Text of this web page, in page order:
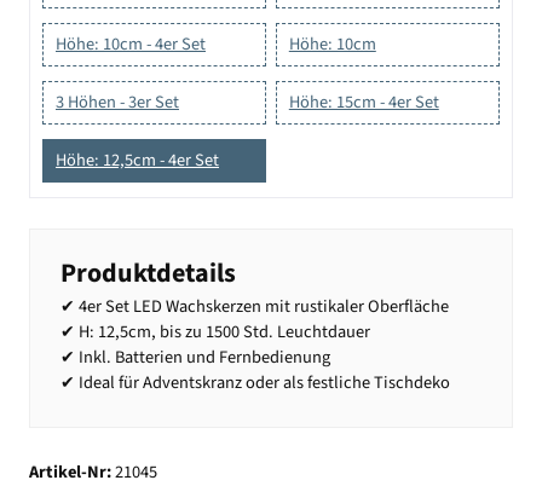
Höhe: 10cm - 4er Set Höhe: 10cm
3 Höhen - 3er Set Höhe: 15cm - 4er Set
Höhe: 12,5cm - 4er Set
Produktdetails
✔ 4er Set LED Wachskerzen mit rustikaler Oberfläche
✔ H: 12,5cm, bis zu 1500 Std. Leuchtdauer
✔ Inkl. Batterien und Fernbedienung
✔ Ideal für Adventskranz oder als festliche Tischdeko
Artikel-Nr:21045